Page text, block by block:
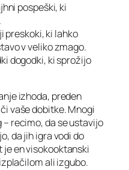
pospeški, ki
preskoki, ki lahko
v veliko zmago.
dogodki, ki sprožijo
izhoda, preden
vaše dobitke. Mnogi
recimo, da se ustavijo
da jih igra vodi do
en visokooktanski
ali izgubo.